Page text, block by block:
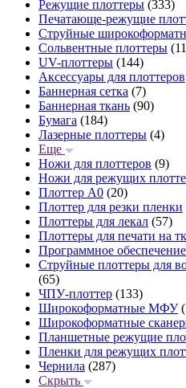
Режущие плоттеры (333)
Печатающе-режущие
Струйные
Сольвентные плоттеры
UV-плоттеры (144)
Аксессуары для плоттеров
Баннерная сетка (7)
Баннерная ткань (90)
Бумага (184)
Лазерные плоттеры (4)
Еще
Ножи для плоттеров (9)
Ножи для режущих
Плоттер А0 (20)
Плоттер для резки пленки
Плоттеры для лекал (57)
Плоттеры для печати на
Программное обеспечение
Струйные плоттеры для
(65)
ЧПУ-плоттер (133)
Широкоформатные МФУ
Широкоформатные
Планшетные режущие
Пленки для режущих
Чернила (287)
Скрыть